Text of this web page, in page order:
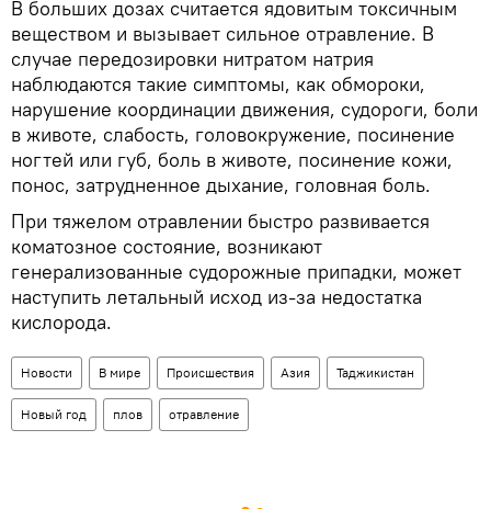
В больших дозах считается ядовитым токсичным
веществом и вызывает сильное отравление. В
случае передозировки нитратом натрия
наблюдаются такие симптомы, как обмороки,
нарушение координации движения, судороги, боли
в животе, слабость, головокружение, посинение
ногтей или губ, боль в животе, посинение кожи,
понос, затрудненное дыхание, головная боль.
При тяжелом отравлении быстро развивается
коматозное состояние, возникают
генерализованные судорожные припадки, может
наступить летальный исход из-за недостатка
кислорода.
Новости В мире Происшествия Азия Таджикистан
Новый год плов отравление